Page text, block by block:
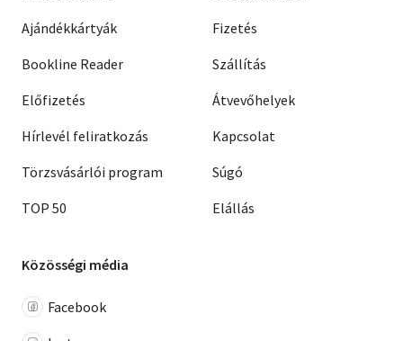
Ajándékkártyák
Bookline Reader
Előfizetés
Hírlevél feliratkozás
Törzsvásárlói program
TOP 50
Fizetés
Szállítás
Átvevőhelyek
Kapcsolat
Súgó
Elállás
Közösségi média
Facebook